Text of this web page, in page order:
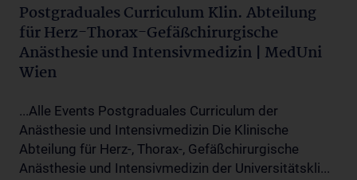
Postgraduales Curriculum Klin. Abteilung
für Herz-Thorax-Gefäßchirurgische
Anästhesie und Intensivmedizin | MedUni
Wien
...Alle Events Postgraduales Curriculum der
Anästhesie und Intensivmedizin Die Klinische
Abteilung für Herz-, Thorax-, Gefäßchirurgische
Anästhesie und Intensivmedizin der Universitätskli...